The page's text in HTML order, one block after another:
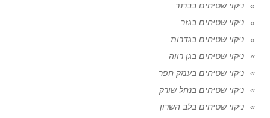
ניקוי שטיחים בברנר
ניקוי שטיחים בגזר
ניקוי שטיחים בגדרות
ניקוי שטיחים בגן רווה
ניקוי שטיחים בעמק חפר
ניקוי שטיחים בנחל שורק
ניקוי שטיחים בלב השרון